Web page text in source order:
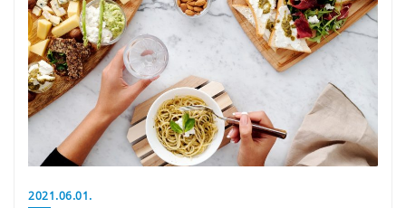
2021.06.01.